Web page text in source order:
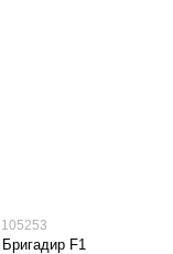
Бригадир F1